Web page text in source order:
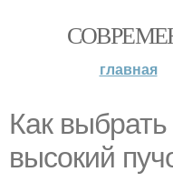
главная
Как
высокий